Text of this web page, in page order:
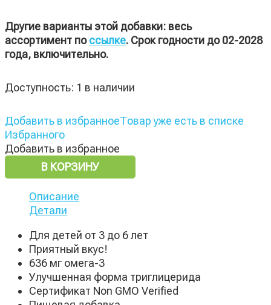
Другие варианты этой добавки: весь
ассортимент поссылке. Срок годности до 02-2028
года, включительно.
Доступность: 1 в наличии
Добавить в избранноеТовар уже есть в списке
Избранного
Добавить в избранное
В КОРЗИНУ
Описание
Детали
Для детей от 3 до 6 лет
Приятный вкус!
636 мг омега-3
Улучшенная форма триглицерида
Сертификат Non GMO Verified